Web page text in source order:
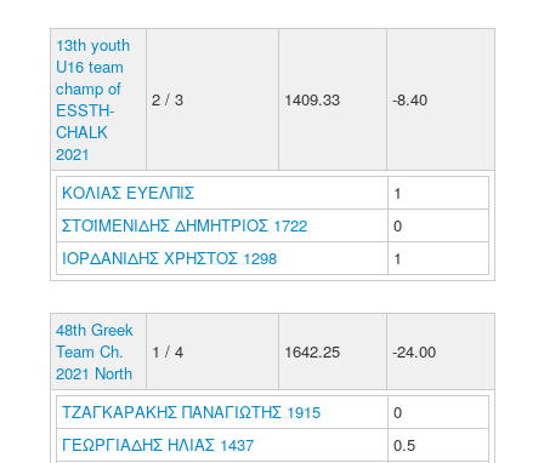
13th youth
U16 team
champ of
ESSTH-
CHALK
2021
2 / 3 1409.33 -8.40
ΚΟΛΙΑΣ ΕΥΕΛΠΙΣ
1
ΣΤΟΪΜΕΝΙΔΗΣ ΔΗΜΗΤΡΙΟΣ 1722
0
ΙΟΡΔΑΝΙΔΗΣ ΧΡΗΣΤΟΣ 1298
1
48th Greek
Team Ch.
2021 North
1 / 4 1642.25 -24.00
ΤΖΑΓΚΑΡΑΚΗΣ ΠΑΝΑΓΙΩΤΗΣ 1915
0
ΓΕΩΡΓΙΑΔΗΣ ΗΛΙΑΣ 1437
0.5